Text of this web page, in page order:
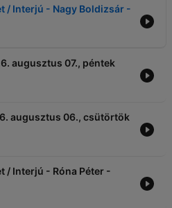
/ Interjú - Nagy Boldizsár -
augusztus 07., péntek
augusztus 06., csütörtök
/ Interjú - Róna Péter -